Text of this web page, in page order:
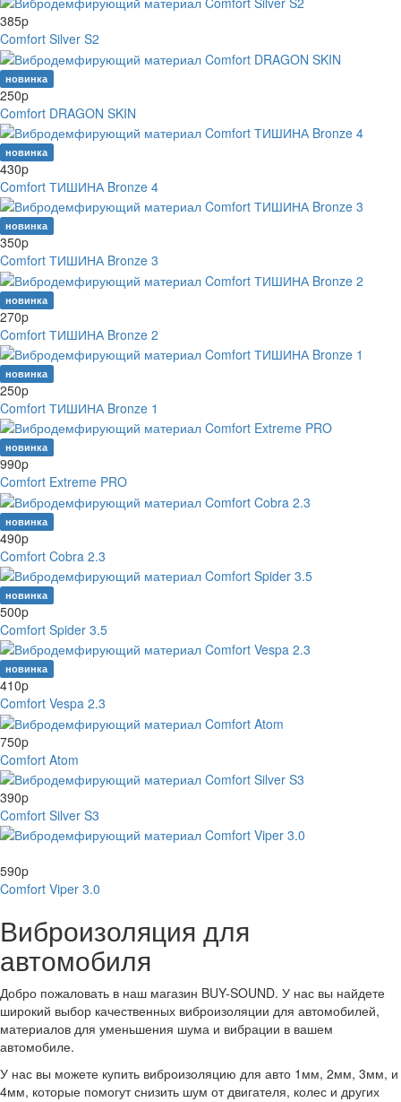
385p
Comfort Silver S2
новинка
250p
Comfort DRAGON SKIN
новинка
430p
Comfort ТИШИНА Bronze 4
новинка
350p
Comfort ТИШИНА Bronze 3
новинка
270p
Comfort ТИШИНА Bronze 2
новинка
250p
Comfort ТИШИНА Bronze 1
новинка
990p
Comfort Extreme PRO
новинка
490p
Comfort Cobra 2.3
новинка
500p
Comfort Spider 3.5
новинка
410p
Comfort Vespa 2.3
750p
Comfort Atom
390p
Comfort Silver S3
590p
Comfort Viper 3.0
Виброизоляция для
автомобиля
Добро пожаловать в наш магазин BUY-SOUND. У нас вы найдете
широкий выбор качественных виброизоляции для автомобилей,
материалов для уменьшения шума и вибрации в вашем
автомобиле.
У нас вы можете купить виброизоляцию для авто 1мм, 2мм, 3мм, и
4мм, которые помогут снизить шум от двигателя, колес и других